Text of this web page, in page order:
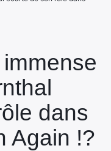
dans
Again !?